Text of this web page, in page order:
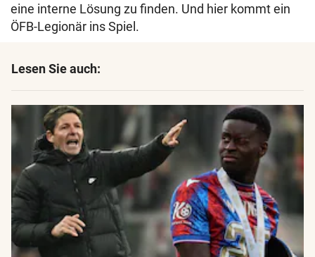
eine interne Lösung zu finden. Und hier kommt ein
ÖFB-Legionär ins Spiel.
Lesen Sie auch: